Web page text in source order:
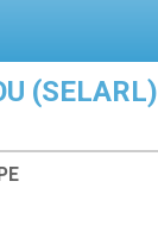
(SELARL)